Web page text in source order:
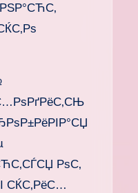
РѕС‚
СЌС‚РёС…